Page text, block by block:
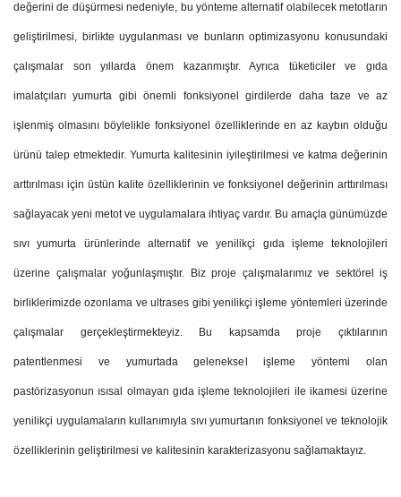
değerini de düşürmesi nedeniyle, bu yönteme alternatif olabilecek metotların
geliştirilmesi, birlikte uygulanması ve bunların optimizasyonu konusundaki
çalışmalar son yıllarda önem kazanmıştır. Ayrıca tüketiciler ve gıda
imalatçıları yumurta gibi önemli fonksiyonel girdilerde daha taze ve az
işlenmiş olmasını böylelikle fonksiyonel özelliklerinde en az kaybın olduğu
ürünü talep etmektedir. Yumurta kalitesinin iyileştirilmesi ve katma değerinin
arttırılması için üstün kalite özelliklerinin ve fonksiyonel değerinin arttırılması
sağlayacak yeni metot ve uygulamalara ihtiyaç vardır. Bu amaçla günümüzde
sıvı yumurta ürünlerinde alternatif ve yenilikçi gıda işleme teknolojileri
üzerine çalışmalar yoğunlaşmıştır. Biz proje çalışmalarımız ve sektörel iş
birliklerimizde ozonlama ve ultrases gibi yenilikçi işleme yöntemleri üzerinde
çalışmalar gerçekleştirmekteyiz. Bu kapsamda proje çıktılarının
patentlenmesi ve yumurtada geleneksel işleme yöntemi olan
pastörizasyonun ısısal olmayan gıda işleme teknolojileri ile ikamesi üzerine
yenilikçi uygulamaların kullanımıyla sıvı yumurtanın fonksiyonel ve teknolojik
özelliklerinin geliştirilmesi ve kalitesinin karakterizasyonu sağlamaktayız.